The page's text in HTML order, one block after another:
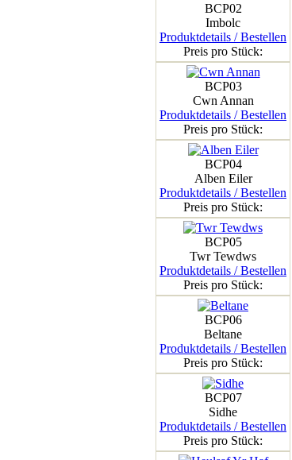
BCP02
Imbolc
Produktdetails / Bestellen
Preis pro Stück:
BCP03
Cwn Annan
Produktdetails / Bestellen
Preis pro Stück:
BCP04
Alben Eiler
Produktdetails / Bestellen
Preis pro Stück:
BCP05
Twr Tewdws
Produktdetails / Bestellen
Preis pro Stück:
BCP06
Beltane
Produktdetails / Bestellen
Preis pro Stück:
BCP07
Sidhe
Produktdetails / Bestellen
Preis pro Stück: